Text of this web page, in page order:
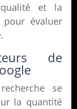
et la
évaluer
de
se
la quantité